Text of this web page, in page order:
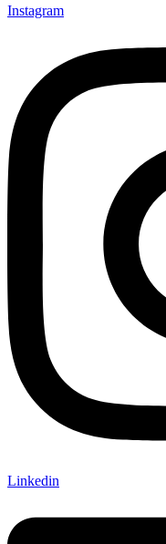
Instagram
Linkedin